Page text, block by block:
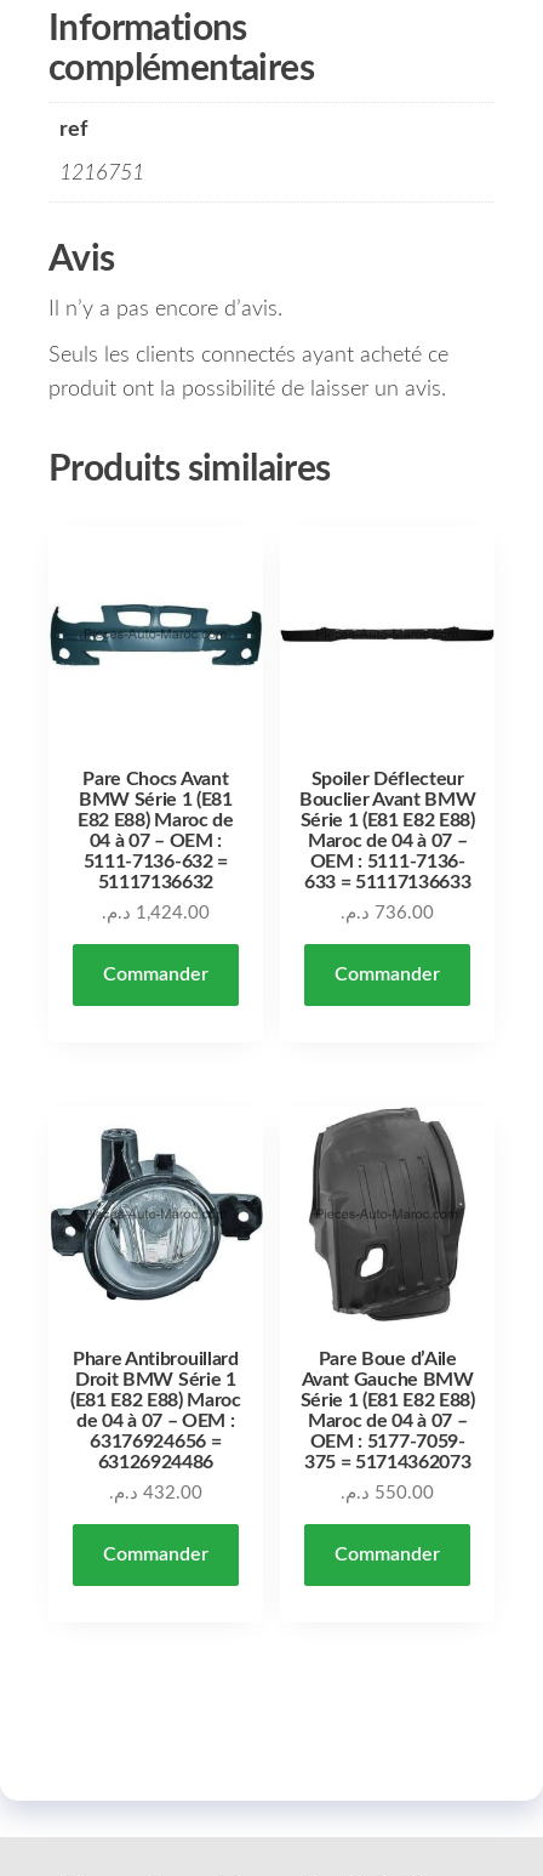
Informations
complémentaires
ref
1216751
Avis
Il n’y a pas encore d’avis.
Seuls les clients connectés ayant acheté ce
produit ont la possibilité de laisser un avis.
Produits similaires
Pare Chocs Avant
BMW Série 1 (E81
E82 E88) Maroc de
04 à 07 – OEM :
5111-7136-632 =
51117136632
1,424.00 د.م.
Commander
Spoiler Déflecteur
Bouclier Avant BMW
Série 1 (E81 E82 E88)
Maroc de 04 à 07 –
OEM : 5111-7136-
633 = 51117136633
736.00 د.م.
Commander
Phare Antibrouillard
Droit BMW Série 1
(E81 E82 E88) Maroc
de 04 à 07 – OEM :
63176924656 =
63126924486
432.00 د.م.
Commander
Pare Boue d’Aile
Avant Gauche BMW
Série 1 (E81 E82 E88)
Maroc de 04 à 07 –
OEM : 5177-7059-
375 = 51714362073
550.00 د.م.
Commander